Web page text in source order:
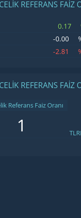
REFERANS FAIZ
0.17
-0.00
-2.81
REFERANS FAIZ
Referans Faiz Oranı